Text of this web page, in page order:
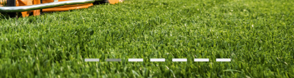
Stihl Center 1
Stihl Center 1 (copy)
Stihl Center 1 (copy) (copy)
Stihl Center 1 (copy) (copy) (copy)
Stihl Center 1 (copy) (copy)
Stihl Center 1 (copy)
Stihl Center 1